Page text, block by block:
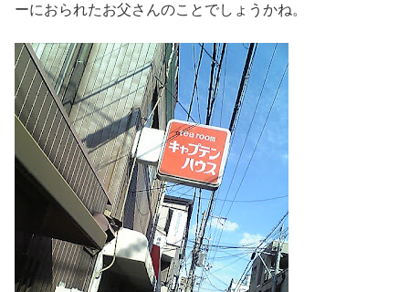
ーにおられたお父さんのことでしょうかね。